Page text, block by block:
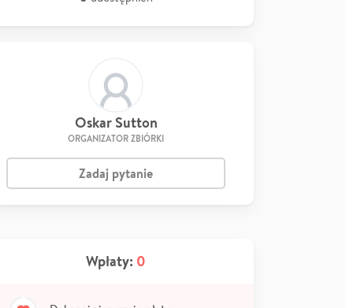
Oskar Sutton
ORGANIZATOR ZBIÓRKI
Zadaj pytanie
Wpłaty: 0